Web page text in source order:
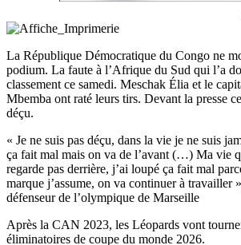
La République Démocratique du Congo ne
podium. La faute à l’Afrique du Sud qui l’a
classement ce samedi. Meschak Élia et le
Mbemba ont raté leurs tirs. Devant la presse
déçu.
« Je ne suis pas déçu, dans la vie je ne suis
ça fait mal mais on va de l’avant (…) Ma vie
regarde pas derrière, j’ai loupé ça fait mal
marque j’assume, on va continuer à travailler
défenseur de l’olympique de Marseille
Après la CAN 2023, les Léopards vont
éliminatoires de coupe du monde 2026.